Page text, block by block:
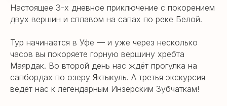
Настоящее 3-х дневное приключение с покорением
двух вершин и сплавом на сапах по реке Белой.
Тур начинается в Уфе — и уже через несколько
часов вы покоряете горную вершину хребта
Маярдак. Во второй день нас ждёт прогулка на
сапбордах по озеру Яктыкуль. А третья экскурсия
ведёт нас к легендарным Инзерским Зубчаткам!